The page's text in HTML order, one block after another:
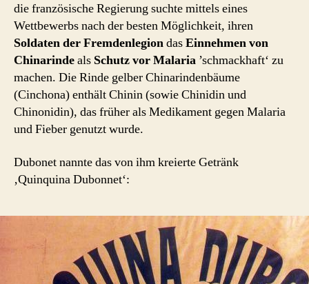
die französische Regierung suchte mittels eines
Wettbewerbs nach der besten Möglichkeit, ihren
Soldaten der FremdenlegiondasEinnehmen von
Chinarindeals Schutz vor Malaria ’schmackhaft‘ zu
machen. Die Rinde gelber Chinarindenbäume
(Cinchona) enthält Chinin (sowie Chinidin und
Chinonidin), das früher als Medikament gegen Malaria
und Fieber genutzt wurde.
Dubonet nannte das von ihm kreierte Getränk
‚Quinquina Dubonnet‘: